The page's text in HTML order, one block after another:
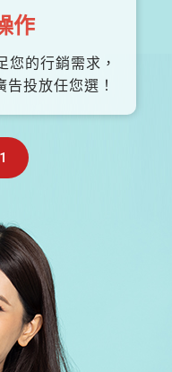
作
您的行銷需求，
投放任您選！